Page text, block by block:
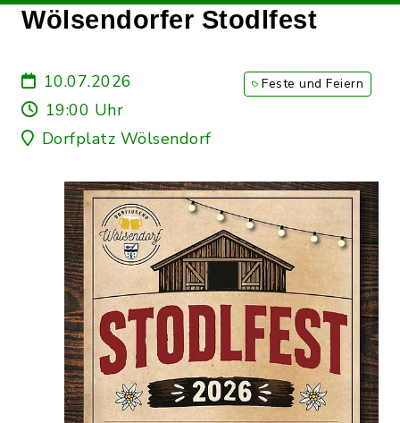
Wölsendorfer Stodlfest
10.07.2026
19:00 Uhr
Dorfplatz Wölsendorf
Feste und Feiern